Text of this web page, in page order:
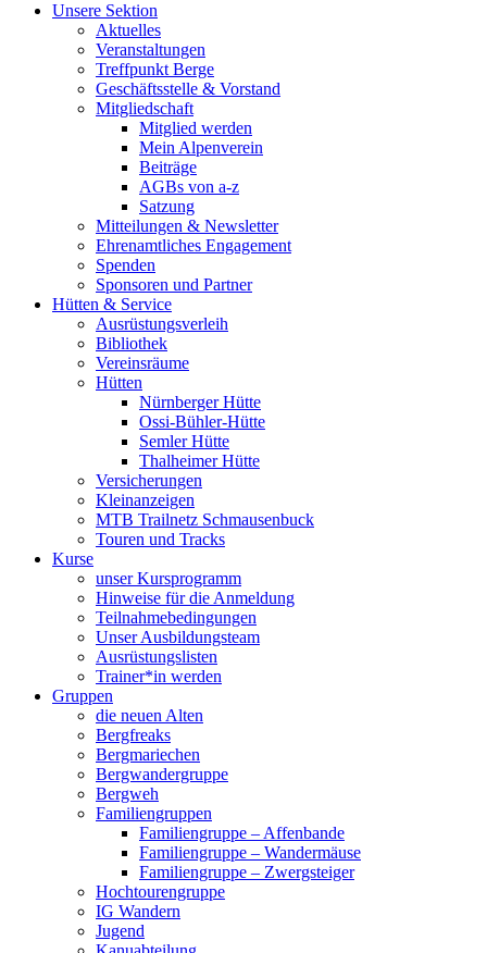
Unsere Sektion
Aktuelles
Veranstaltungen
Treffpunkt Berge
Geschäftsstelle & Vorstand
Mitgliedschaft
Mitglied werden
Mein Alpenverein
Beiträge
AGBs von a-z
Satzung
Mitteilungen & Newsletter
Ehrenamtliches Engagement
Spenden
Sponsoren und Partner
Hütten & Service
Ausrüstungsverleih
Bibliothek
Vereinsräume
Hütten
Nürnberger Hütte
Ossi-Bühler-Hütte
Semler Hütte
Thalheimer Hütte
Versicherungen
Kleinanzeigen
MTB Trailnetz Schmausenbuck
Touren und Tracks
Kurse
unser Kursprogramm
Hinweise für die Anmeldung
Teilnahmebedingungen
Unser Ausbildungsteam
Ausrüstungslisten
Trainer*in werden
Gruppen
die neuen Alten
Bergfreaks
Bergmariechen
Bergwandergruppe
Bergweh
Familiengruppen
Familiengruppe – Affenbande
Familiengruppe – Wandermäuse
Familiengruppe – Zwergsteiger
Hochtourengruppe
IG Wandern
Jugend